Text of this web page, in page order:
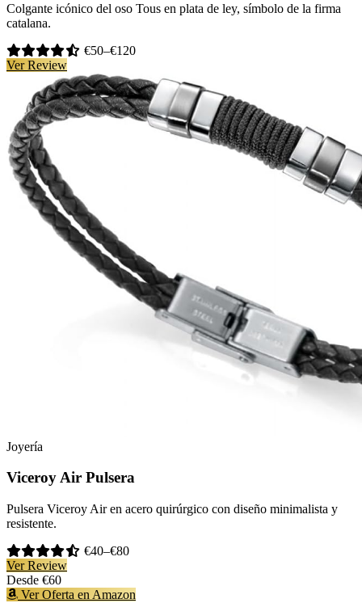
Colgante icónico del oso Tous en plata de ley, símbolo de la firma
catalana.
€50–€120
Ver Review
Joyería
Viceroy Air Pulsera
Pulsera Viceroy Air en acero quirúrgico con diseño minimalista y
resistente.
€40–€80
Ver Review
Desde €60
Ver Oferta en Amazon